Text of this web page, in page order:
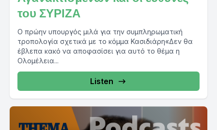
του ΣΥΡΙΖΑ
Ο πρώην υπουργός μιλά για την συμπληρωματική
τροπολογία σχετικά με το κόμμα Κασιδιάρη«Δεν θα
έβλεπα κακό να αποφασίσει για αυτό το θέμα η
Ολομέλεια...
Listen